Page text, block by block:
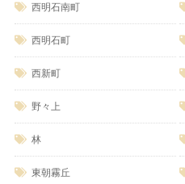
西明石南町
西明石町
西新町
野々上
林
東朝霧丘